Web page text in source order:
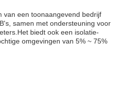
van een toonaangevend bedrijf
samen met ondersteuning voor
biedt ook een isolatie-
omgevingen van 5% ~ 75%